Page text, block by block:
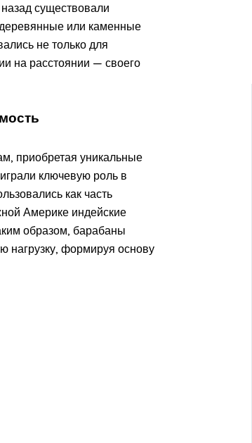
существовали
или каменные
не только для
на расстоянии — своего
приобретая уникальные
ключевую роль в
как часть
Америке индейские
образом, барабаны
нагрузку, формируя основу